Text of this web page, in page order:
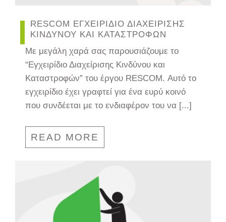
RESCOM ΕΓΧΕΙΡΙΔΙΟ ΔΙΑΧΕΙΡΙΣΗΣ
ΚΙΝΔΥΝΟΥ ΚΑΙ ΚΑΤΑΣΤΡΟΦΩΝ
Με μεγάλη χαρά σας παρουσιάζουμε το
“Εγχειρίδιο Διαχείρισης Κινδύνου και
Καταστροφών” του έργου RESCOM. Αυτό το
εγχειρίδιο έχει γραφτεί για ένα ευρύ κοινό
που συνδέεται με το ενδιαφέρον του να [...]
READ MORE